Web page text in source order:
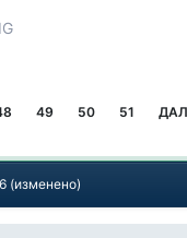
49 50 51
(изменено)